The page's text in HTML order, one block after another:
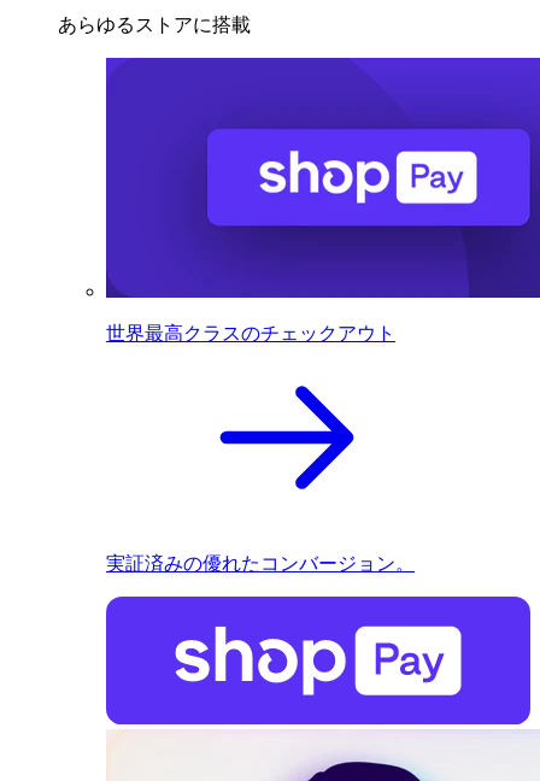
あらゆるストアに搭載
世界最高クラスのチェックアウト
実証済みの優れたコンバージョン。